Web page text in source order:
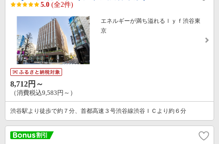
5.0 (全2件)
エネルギーが満ち溢れるｌｙｆ渋谷東
京
8,712円～
（消費税込9,583円～）
渋谷駅より徒歩で約７分、首都高速３号渋谷線渋谷ＩＣより約６分